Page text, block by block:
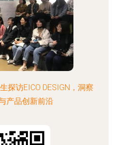
探访EICO DESIGN，洞察
产品创新前沿